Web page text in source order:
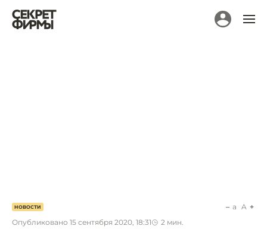
НОВОСТИ
Опубликовано 15 сентября 2020, 18:31 2 мин.
a A